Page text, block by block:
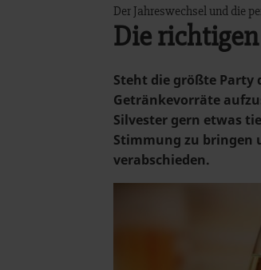
Der Jahreswechsel und die
Die
Steht die größte Party
Getränkevorräte
Silvester gern etwas
Stimmung zu bringen
verabschieden.